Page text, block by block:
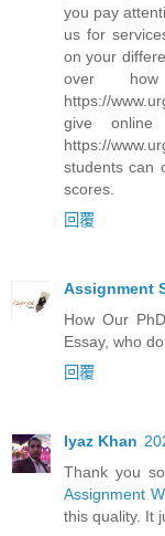
you pay
us for
on your
over
https://
give online
https://
students can
scores.
回覆
Assignment
How Our
Essay, who
回覆
Iyaz Khan
Thank you
Assignment
this quality. It